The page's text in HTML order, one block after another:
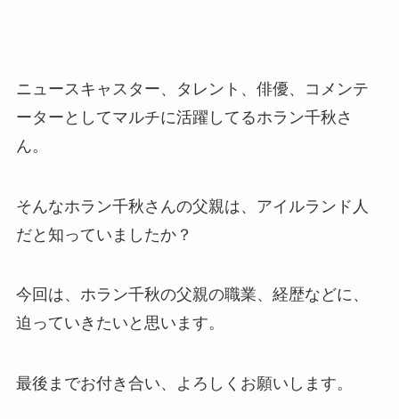
ニュースキャスター、タレント、俳優、コメンテ
ーターとしてマルチに活躍してるホラン千秋さ
ん。
そんなホラン千秋さんの父親は、アイルランド人
だと知っていましたか？
今回は、ホラン千秋の父親の職業、経歴などに、
迫っていきたいと思います。
最後までお付き合い、よろしくお願いします。